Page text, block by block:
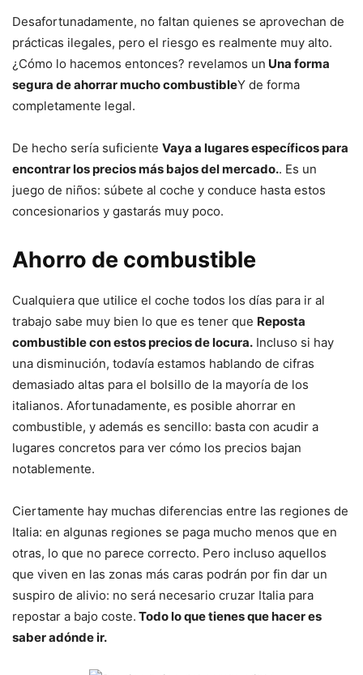
Desafortunadamente, no faltan quienes se aprovechan de
prácticas ilegales, pero el riesgo es realmente muy alto.
¿Cómo lo hacemos entonces? revelamos un Una forma
segura de ahorrar mucho combustibleY de forma
completamente legal.
De hecho sería suficiente Vaya a lugares específicos para
encontrar los precios más bajos del mercado.. Es un
juego de niños: súbete al coche y conduce hasta estos
concesionarios y gastarás muy poco.
Ahorro de combustible
Cualquiera que utilice el coche todos los días para ir al
trabajo sabe muy bien lo que es tener que Reposta
combustible con estos precios de locura. Incluso si hay
una disminución, todavía estamos hablando de cifras
demasiado altas para el bolsillo de la mayoría de los
italianos. Afortunadamente, es posible ahorrar en
combustible, y además es sencillo: basta con acudir a
lugares concretos para ver cómo los precios bajan
notablemente.
Ciertamente hay muchas diferencias entre las regiones de
Italia: en algunas regiones se paga mucho menos que en
otras, lo que no parece correcto. Pero incluso aquellos
que viven en las zonas más caras podrán por fin dar un
suspiro de alivio: no será necesario cruzar Italia para
repostar a bajo coste. Todo lo que tienes que hacer es
saber adónde ir.